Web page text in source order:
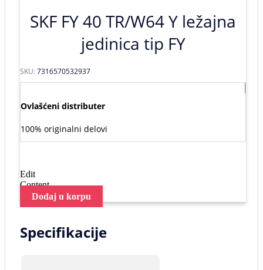
SKF FY 40 TR/W64 Y ležajna
jedinica tip FY
SKU:7316570532937
Ovlašćeni distributer
100% originalni delovi
Edit
Content
Dodaj u korpu
Specifikacije